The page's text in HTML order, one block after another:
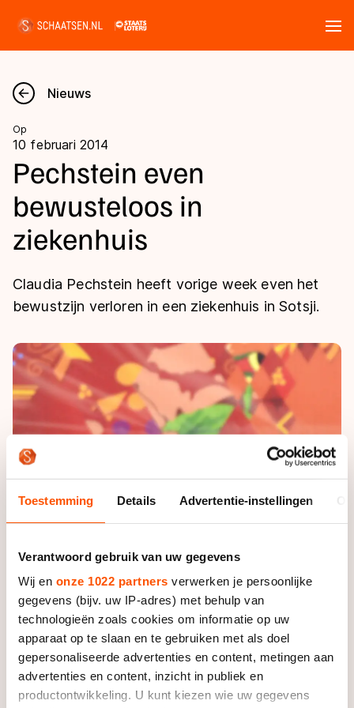
Toestemming Details Advertentie-instellingen
Verantwoord gebruik van uw gegevens
Wij en onze 1022 partners verwerken je persoonlijke
gegevens (bijv. uw IP-adres) met behulp van
technologieën zoals cookies om informatie op uw
apparaat op te slaan en te gebruiken met als doel
gepersonaliseerde advertenties en content, metingen aan
advertenties en content, inzicht in publiek en
productontwikkeling. U kunt kiezen wie uw gegevens
Nieuws
Kalender
Disciplines
Marathon
Kunstschaatsen
Schoonrijden
Natuurijs
Uitslagen
Langebaan
Shorttrack
Marathon
Inlineskaten
Kunstschaatsen
Tijden & historie
Ranglijsten Langebaan
Persoonlijke records & tijden
Historie & statistiek
De weg op
Inschrijven wedstrijden
Algemene Nederlandse Schaatstijd
Deze zomer de weg op
Waar kan ik schaatsen en skaten?
Schaatsfans
Alles voor jou als schaatsfan
Tickets
Word schaatsfan!
Winacties
Olympische Spelen
Olympische Spelen
Medaille overzicht
Medaillespiegel
Olympische uitslagen
Van Jong tot Goud verhalen
Nieuws
Op
10 februari 2014
Pechstein even
bewusteloos in
ziekenhuis
Claudia Pechstein heeft vorige week even het
bewustzijn verloren in een ziekenhuis in Sotsji.